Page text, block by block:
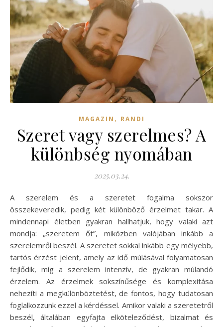
MAGAZIN , RANDI
Szeret vagy szerelmes? A
különbség nyomában
2025.03.24.
A szerelem és a szeretet fogalma sokszor
összekeveredik, pedig két különböző érzelmet takar. A
mindennapi életben gyakran hallhatjuk, hogy valaki azt
mondja: „szeretem őt”, miközben valójában inkább a
szerelemről beszél. A szeretet sokkal inkább egy mélyebb,
tartós érzést jelent, amely az idő múlásával folyamatosan
fejlődik, míg a szerelem intenzív, de gyakran múlandó
érzelem. Az érzelmek sokszínűsége és komplexitása
nehezíti a megkülönböztetést, de fontos, hogy tudatosan
foglalkozzunk ezzel a kérdéssel. Amikor valaki a szeretetről
beszél, általában egyfajta elköteleződést, bizalmat és